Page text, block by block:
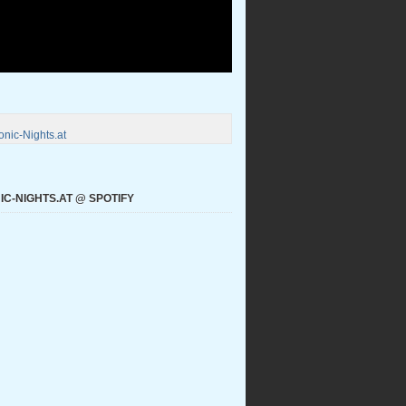
Nights.at
NIGHTS.AT @ SPOTIFY